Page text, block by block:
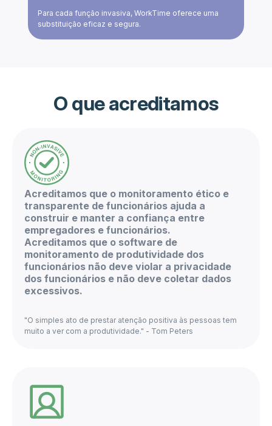
Para cada função invasiva, WorkTime oferece uma
substituição eficaz e segura.
O que acreditamos
Acreditamos que o monitoramento ético e
transparente de funcionários ajuda a
construir e manter a confiança entre
empregadores e funcionários.
Acreditamos que o software de
monitoramento de produtividade dos
funcionários não deve violar a privacidade
dos funcionários e não deve coletar dados
excessivos.
"O simples ato de prestar atenção positiva às pessoas tem
muito a ver com a produtividade." - Tom Peters